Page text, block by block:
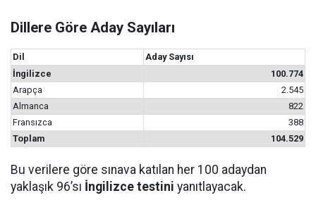
Dillere Göre Aday Sayıları
Dil
Aday Sayısı
İngilizce
100.774
Arapça
2.545
Almanca
822
Fransızca
388
Toplam
104.529
Bu verilere göre sınava katılan her 100 adaydan
yaklaşık 96’sı İngilizce testini yanıtlayacak.